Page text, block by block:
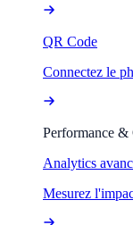
QR Code
Connectez le
Performance &
Analytics
Mesurez